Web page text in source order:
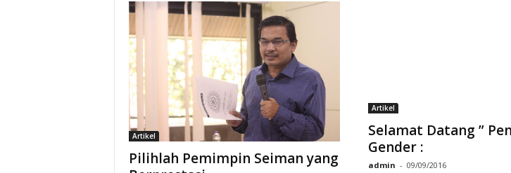
Artikel
Pilihlah Pemimpin Seiman yang
Artikel
Selamat Datang ”
Gender :
admin - 09/09/2016